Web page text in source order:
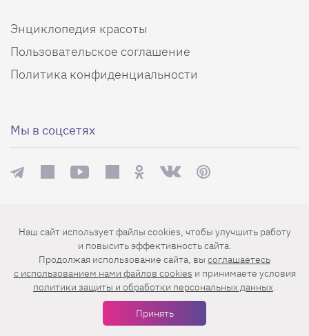
Энциклопедия красоты
Пользовательское соглашение
Политика конфиденциальности
Мы в соцсетях
Наш сайт использует файлы cookies, чтобы улучшить работу
и повысить эффективность сайта.
Продолжая использование сайта, вы соглашаетесь
c использованием нами файлов cookies и принимаете условия
политики защиты и обработки персональных данных.
Принять